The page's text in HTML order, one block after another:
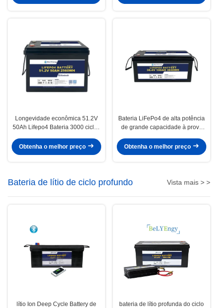
Longevidade econômica 51.2V
50Ah Lifepo4 Bateria 3000 ciclos
Obtenha o melhor preço
Bateria LiFePo4 de alta potência
de grande capacidade à prova
elétricos
Obtenha o melhor preço
Bateria de lítio de ciclo profundo Vista mais > >
lítio Ion Deep Cycle Battery de
bateria de lítio profunda do ciclo